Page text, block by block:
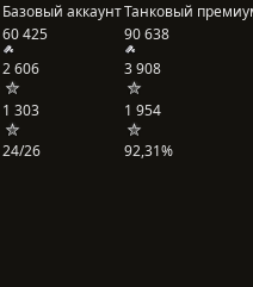
Базовый аккаунтТанковый
60 425
90 638
2 606 3 908
1 303
1 954
24/26 92,31%